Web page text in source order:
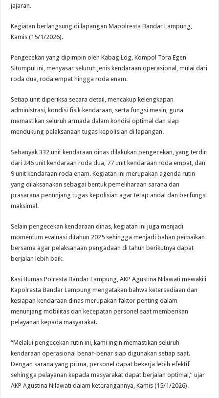
jajaran.
Kegiatan berlangsung di lapangan Mapolresta Bandar Lampung,
Kamis (15/1/2026).
Pengecekan yang dipimpin oleh Kabag Log, Kompol Tora Egen
Sitompul ini, menyasar seluruh jenis kendaraan operasional, mulai dari
roda dua, roda empat hingga roda enam.
Setiap unit diperiksa secara detail, mencakup kelengkapan
administrasi, kondisi fisik kendaraan, serta fungsi mesin, guna
memastikan seluruh armada dalam kondisi optimal dan siap
mendukung pelaksanaan tugas kepolisian di lapangan.
Sebanyak 332 unit kendaraan dinas dilakukan pengecekan, yang terdiri
dari 246 unit kendaraan roda dua, 77 unit kendaraan roda empat, dan
9 unit kendaraan roda enam. Kegiatan ini merupakan agenda rutin
yang dilaksanakan sebagai bentuk pemeliharaan sarana dan
prasarana penunjang tugas kepolisian agar tetap andal dan berfungsi
maksimal.
Selain pengecekan kendaraan dinas, kegiatan ini juga menjadi
momentum evaluasi ditahun 2025 sehingga menjadi bahan perbaikan
bersama agar pelaksanaan pengadaan di tahun berikutnya dapat
berjalan lebih baik.
Kasi Humas Polresta Bandar Lampung, AKP Agustina Nilawati mewakili
Kapolresta Bandar Lampung mengatakan bahwa ketersediaan dan
kesiapan kendaraan dinas merupakan faktor penting dalam
menunjang mobilitas dan kecepatan personel saat memberikan
pelayanan kepada masyarakat.
“Melalui pengecekan rutin ini, kami ingin memastikan seluruh
kendaraan operasional benar-benar siap digunakan setiap saat.
Dengan sarana yang prima, personel dapat bekerja lebih efektif
sehingga pelayanan kepada masyarakat dapat berjalan optimal,” ujar
AKP Agustina Nilawati dalam keterangannya, Kamis (15/1/2026).